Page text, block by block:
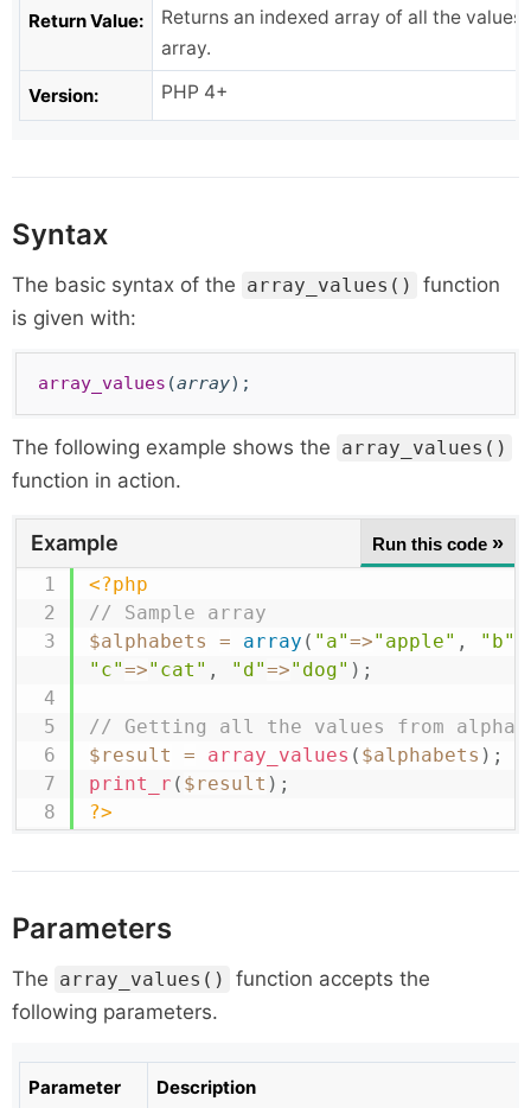
Return Value:
Returns an indexed array of all the values
array.
Version: PHP 4+
Syntax
The basic syntax of the array_values()
function
is given with:
array_values (array);
The following example shows the array_values()
function in action.
Example Run this code »
<?php
// Sample array
$alphabets
= array ( "a"=>"apple" , "b"
"c"=>"cat" , "d"=>"dog" ) ;
// Getting all the values from
$result
= array_values ( $alphabets ) ;
print_r ( $result ) ;
?>
Parameters
The array_values()
function accepts the
following parameters.
Parameter Description